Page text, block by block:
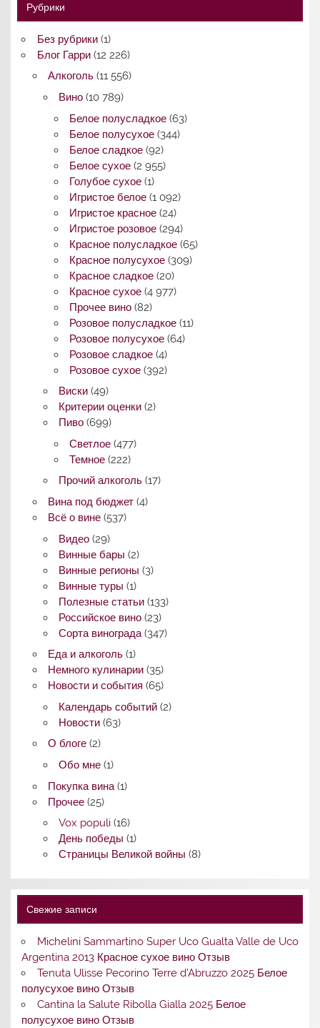
Рубрики
Без рубрики(1)
Блог Гарри(12 226)
Алкоголь(11 556)
Вино(10 789)
Белое полусладкое (63)
Белое полусухое (344)
Белое сладкое (92)
Белое сухое (2 955)
Голубое сухое (1)
Игристое белое (1 092)
Игристое красное (24)
Игристое розовое (294)
Красное полусладкое (65)
Красное полусухое (309)
Красное сладкое (20)
Красное сухое (4 977)
Прочее вино (82)
Розовое полусладкое (11)
Розовое полусухое (64)
Розовое сладкое (4)
Розовое сухое (392)
Виски(49)
Критерии оценки(2)
Пиво(699)
Светлое (477)
Темное (222)
Прочий алкоголь(17)
Вина под бюджет(4)
Всё о вине(537)
Видео(29)
Винные бары (2)
Винные регионы (3)
Винные туры (1)
Полезные статьи(133)
Российское вино(23)
Сорта винограда(347)
Еда и алкоголь(1)
Немного кулинарии(35)
Новости и события (65)
Календарь событий(2)
Новости(63)
О блоге(2)
Обо мне(1)
Покупка вина(1)
Прочее(25)
Vox populi(16)
День победы (1)
Страницы Великой войны (8)
Свежие записи
Michelini Sammartino Super Uco Gualta Valle de Uco
Argentina 2013 Красное сухое вино Отзыв
Tenuta Ulisse Pecorino Terre d’Abruzzo 2025 Белое
полусухое вино Отзыв
Cantina la Salute Ribolla Gialla 2025 Белое
полусухое вино Отзыв